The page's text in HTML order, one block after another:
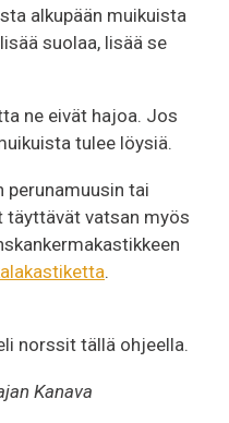
alkupään muikuista
suolaa, lisää se
ne eivät hajoa. Jos
tulee löysiä.
perunamuusin tai
täyttävät vatsan myös
.
norssit tällä ohjeella.
Kanava